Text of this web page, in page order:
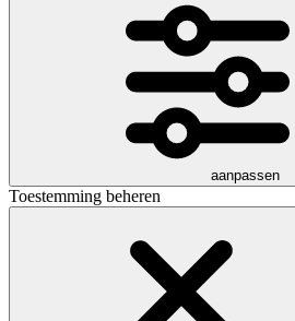
aanpassen
Toestemming beheren